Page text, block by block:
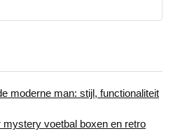
moderne man: stijl, functionaliteit
voetbal boxen en retro